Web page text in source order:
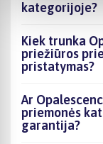
kategorijoje?
Kiek trunka
priežiūros
pristatymas?
Ar
priemonės
garantija?